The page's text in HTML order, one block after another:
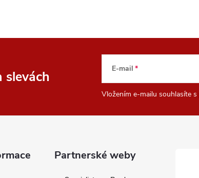
slevách E-mail
Vložením e-mailu souhlasíte s
Partnerské weby